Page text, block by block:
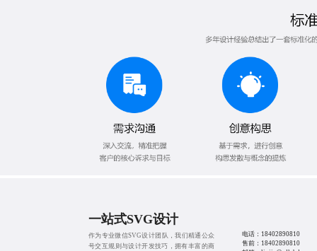
一站式SVG设计
作为专业微信SVG设计团队，我们精通公众
号交互规则与设计开发技巧，拥有丰富的商
电话： 18402890810
售前： 18402890810